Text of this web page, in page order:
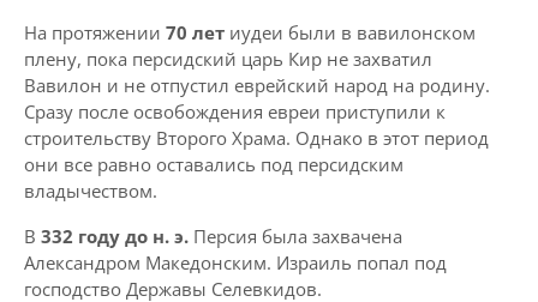
На протяжении 70 лет иудеи были в вавилонском
плену, пока персидский царь Кир не захватил
Вавилон и не отпустил еврейский народ на родину.
Сразу после освобождения евреи приступили к
строительству Второго Храма. Однако в этот период
они все равно оставались под персидским
владычеством.
В 332 году до н. э. Персия была захвачена
Александром Македонским. Израиль попал под
господство Державы Селевкидов.